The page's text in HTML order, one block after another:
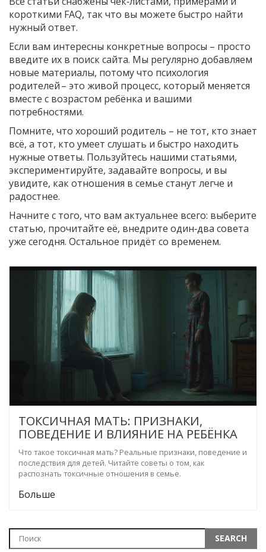
короткими FAQ, так что вы можете быстро найти
нужный ответ.
Если вам интересны конкретные вопросы – просто
введите их в поиск сайта. Мы регулярно добавляем
новые материалы, потому что психология
родителей – это живой процесс, который меняется
вместе с возрастом ребёнка и вашими
потребностями.
Помните, что хороший родитель – не тот, кто знает
всё, а тот, кто умеет слушать и быстро находить
нужные ответы. Пользуйтесь нашими статьями,
экспериментируйте, задавайте вопросы, и вы
увидите, как отношения в семье станут легче и
радостнее.
Начните с того, что вам актуальнее всего: выберите
статью, прочитайте её, внедрите один‑два совета
уже сегодня. Остальное придёт со временем.
ТОКСИЧНАЯ МАТЬ: ПРИЗНАКИ,
ПОВЕДЕНИЕ И ВЛИЯНИЕ НА РЕБЁНКА
Что такое токсичная мать? Реальные признаки, поведение и
последствия для детей. Читайте советы о том, как
распознать токсичные отношения в семье.
Больше